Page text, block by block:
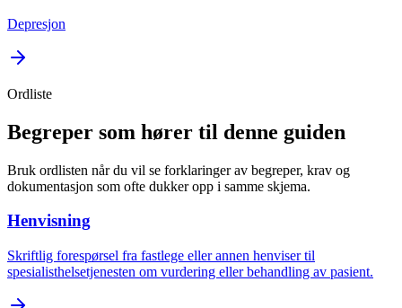
Depresjon
Ordliste
Begreper som hører til denne guiden
Bruk ordlisten når du vil se forklaringer av begreper, krav og
dokumentasjon som ofte dukker opp i samme skjema.
Henvisning
Skriftlig forespørsel fra fastlege eller annen henviser til
spesialisthelsetjenesten om vurdering eller behandling av pasient.